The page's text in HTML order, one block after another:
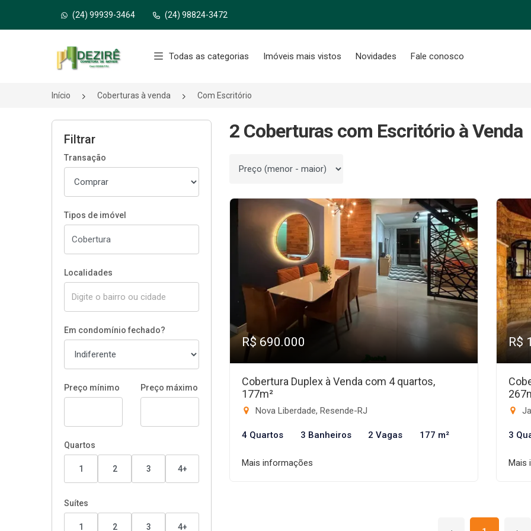
(24) 99939-3464 (24) 98824-3472
Página inicial
Todas as categorias Imóveis mais vistos Novidades Fale conosco
Início Coberturas à venda Com Escritório
Filtrar
Transação
Tipos de imóvel
Localidades
Em condomínio fechado?
Preço mínimo Preço máximo
Quartos
1 2 3 4+
Suítes
1 2 3 4+
2 Coberturas com Escritório à Venda
Ordenar por
R$ 690.000
Cobertura Duplex à Venda com 4 quartos,
177m²
Nova Liberdade, Resende-RJ
4 Quartos 3 Banheiros 2 Vagas 177 m²
Mais informações
R$
3
Mais